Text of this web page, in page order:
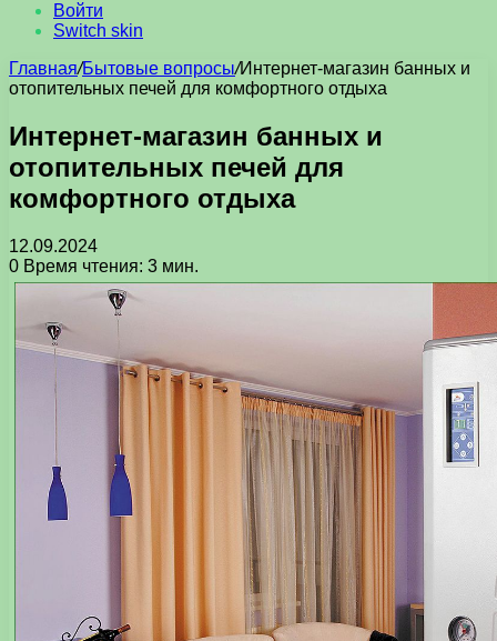
Войти
Switch skin
Главная/Бытовые вопросы/Интернет-магазин банных и
отопительных печей для комфортного отдыха
Интернет-магазин банных и
отопительных печей для
комфортного отдыха
12.09.2024
0 Время чтения: 3 мин.